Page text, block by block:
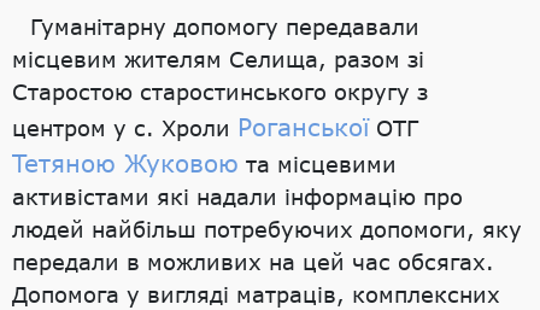
Гуманітарну допомогу передавали
місцевим жителям Селища, разом зі
Старостою старостинського округу з
центром у с. Хроли РоганськоїОТГ
Тетяною Жуковою та місцевими
активістами які надали інформацію про
людей найбільш потребуючих допомоги, яку
передали в можливих на цей час обсягах.
Допомога у вигляді матраців, комплексних